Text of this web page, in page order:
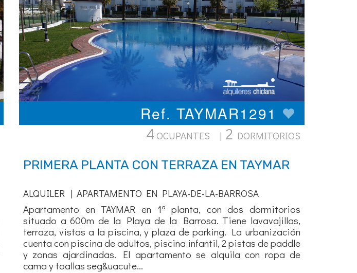
Ref. TAYMAR1291
4 OCUPANTES | 2 DORMITORIOS
PRIMERA PLANTA CON TERRAZA EN TAYMAR
ALQUILER | APARTAMENTO EN PLAYA-DE-LA-BARROSA
Apartamento en TAYMAR en 1ª planta, con dos dormitorios
situado a 600m de la Playa de la Barrosa. Tiene lavavajillas,
terraza, vistas a la piscina, y plaza de parking. La urbanización
cuenta con piscina de adultos, piscina infantil, 2 pistas de paddle
y zonas ajardinadas. El apartamento se alquila con ropa de
cama y toallas seg&uacute...